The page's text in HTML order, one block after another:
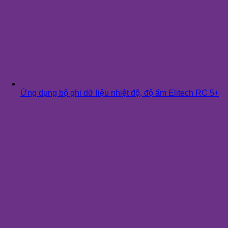
Ứng dụng bộ ghi dữ liệu nhiệt độ, độ ẩm Elitech RC 5+